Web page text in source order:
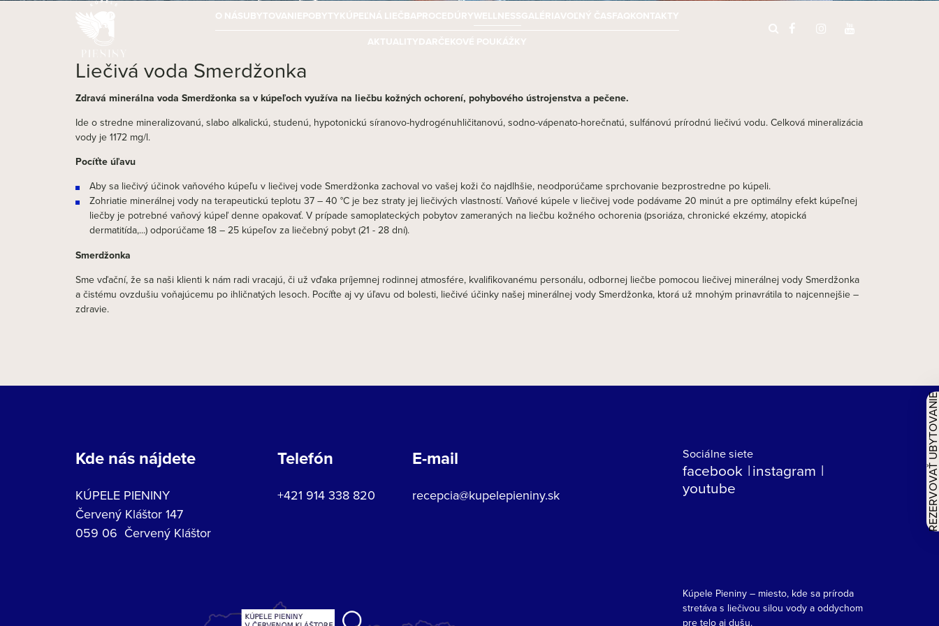
O NÁSUBYTOVANIEPOBYTYKÚPEĽNÁ LIEČBAPROCEDÚRYWELLNESSGALÉRIAVOĽNÝ ČASFAQKONTAKTY
AKTUALITYDARČEKOVÉ POUKÁŽKY
Liečivá voda Smerdžonka
Zdravá minerálna voda Smerdžonka sa v kúpeľoch využíva na liečbu kožných ochorení, pohybového ústrojenstva a pečene.
Ide o stredne mineralizovanú, slabo alkalickú, studenú, hypotonickú síranovo-hydrogénuhličitanovú, sodno-vápenato-horečnatú, sulfánovú prírodnú liečivú vodu. Celková mineralizácia
vody je 1172 mg/l.
Pocíťte úľavu
Aby sa liečivý účinok vaňového kúpeľu v liečivej vode Smerdžonka zachoval vo vašej koži čo najdlhšie, neodporúčame sprchovanie bezprostredne po kúpeli.
Zohriatie minerálnej vody na terapeutickú teplotu 37 – 40 °C je bez straty jej liečivých vlastností. Vaňové kúpele v liečivej vode podávame 20 minút a pre optimálny efekt kúpeľnej
liečby je potrebné vaňový kúpeľ denne opakovať. V prípade samoplateckých pobytov zameraných na liečbu kožného ochorenia (psoriáza, chronické ekzémy, atopická
dermatitída,...) odporúčame 18 – 25 kúpeľov za liečebný pobyt (21 - 28 dní).
Smerdžonka
Sme vďační, že sa naši klienti k nám radi vracajú, či už vďaka príjemnej rodinnej atmosfére, kvalifikovanému personálu, odbornej liečbe pomocou liečivej minerálnej vody Smerdžonka
a čistému ovzdušiu voňajúcemu po ihličnatých lesoch. Pocíťte aj vy úľavu od bolesti, liečivé účinky našej minerálnej vody Smerdžonka, ktorá už mnohým prinavrátila to najcennejšie –
zdravie.
Kde nás nájdete
KÚPELE PIENINY
Červený Kláštor 147
059 06 Červený Kláštor
Telefón
+421 914 338 820
E-mail
recepcia@kupelepieniny.sk
Sociálne siete
facebook instagram
youtube
Kúpele Pieniny – miesto, kde sa príroda
stretáva s liečivou silou vody a oddychom
pre telo aj dušu.